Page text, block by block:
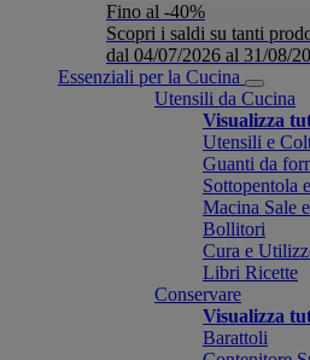
Fino al -40%
Scopri i saldi su tanti
dal 04/07/2026 al 31/08/
Essenziali per la Cucina
Utensili da Cucina
Visualizza
Utensili e
Guanti da
Sottopentola
Macina Sale
Bollitori
Cura e
Libri Ricette
Conservare
Visualizza
Barattoli